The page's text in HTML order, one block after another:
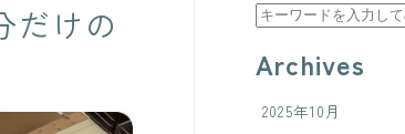
だけの
Archives
2025年10月